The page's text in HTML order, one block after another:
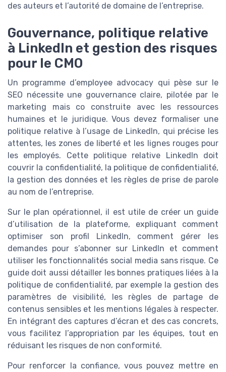
des auteurs et l’autorité de domaine de l’entreprise.
Gouvernance, politique relative
à LinkedIn et gestion des risques
pour le CMO
Un programme d’employee advocacy qui pèse sur le
SEO nécessite une gouvernance claire, pilotée par le
marketing mais co construite avec les ressources
humaines et le juridique. Vous devez formaliser une
politique relative à l’usage de LinkedIn, qui précise les
attentes, les zones de liberté et les lignes rouges pour
les employés. Cette politique relative LinkedIn doit
couvrir la confidentialité, la politique de confidentialité,
la gestion des données et les règles de prise de parole
au nom de l’entreprise.
Sur le plan opérationnel, il est utile de créer un guide
d’utilisation de la plateforme, expliquant comment
optimiser son profil LinkedIn, comment gérer les
demandes pour s’abonner sur LinkedIn et comment
utiliser les fonctionnalités social media sans risque. Ce
guide doit aussi détailler les bonnes pratiques liées à la
politique de confidentialité, par exemple la gestion des
paramètres de visibilité, les règles de partage de
contenus sensibles et les mentions légales à respecter.
En intégrant des captures d’écran et des cas concrets,
vous facilitez l’appropriation par les équipes, tout en
réduisant les risques de non conformité.
Pour renforcer la confiance, vous pouvez mettre en